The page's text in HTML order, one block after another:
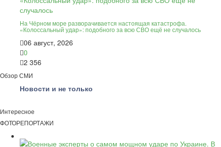
На Чёрном море разворачивается настоящая катастрофа.
«Колоссальный удар»: подобного за всю СВО ещё не случалось
06 август, 2026
0
2 356
Обзор СМИ
Новости и не только
Интересное
ФОТОРЕПОРТАЖИ